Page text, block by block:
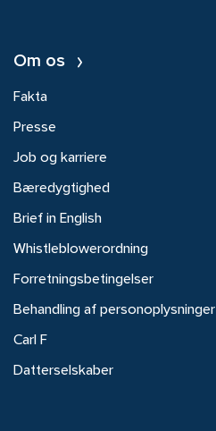
Om os
Fakta
Presse
Job og karriere
Bæredygtighed
Brief in English
Whistleblowerordning
Forretningsbetingelser
Behandling af personoplysninger
Carl F
Datterselskaber